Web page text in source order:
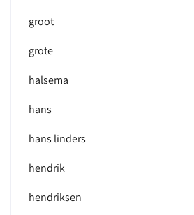
groot
grote
halsema
hans
hans linders
hendrik
hendriksen